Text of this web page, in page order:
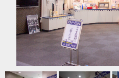
お知らせ
アクセス